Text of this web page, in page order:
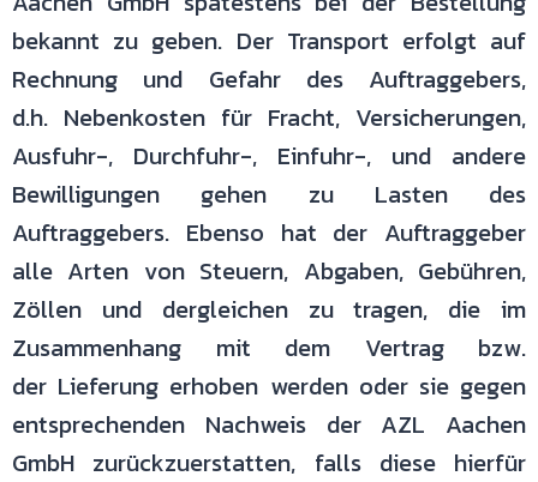
bekannt zu geben. Der Transport erfolgt auf
Rechnung und Gefahr des Auftraggebers,
d.h. Nebenkosten für Fracht, Versicherungen,
Ausfuhr-, Durchfuhr-, Einfuhr-, und andere
Bewilligungen gehen zu Lasten des
Auftraggebers. Ebenso hat der Auftraggeber
alle Arten von Steuern, Abgaben, Gebühren,
Zöllen und dergleichen zu tragen, die im
Zusammenhang mit dem Vertrag bzw.
der Lieferung erhoben werden oder sie gegen
entsprechenden Nachweis der AZL Aachen
GmbH zurückzuerstatten, falls diese hierfür